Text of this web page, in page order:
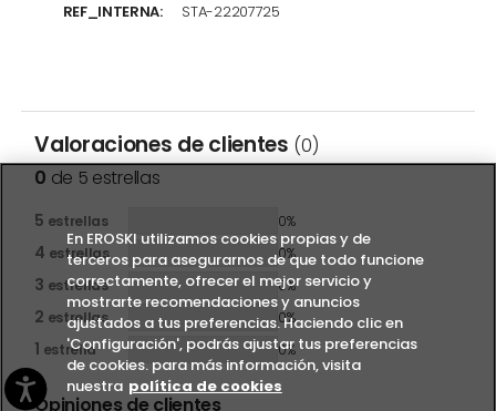
REF_INTERNA:
STA-22207725
Valoraciones de clientes (0)
0 de 5 estrellas
5 estrellas 0%
4 estrellas 0%
3 estrellas 0%
2 estrellas 0%
1 estrella 0%
Opiniones de clientes
En EROSKI utilizamos cookies propias y de
terceros para asegurarnos de que todo funcione
correctamente, ofrecer el mejor servicio y
mostrarte recomendaciones y anuncios
ajustados a tus preferencias. Haciendo clic en
'Configuración', podrás ajustar tus preferencias
de cookies. para más información, visita
nuestra política de cookies